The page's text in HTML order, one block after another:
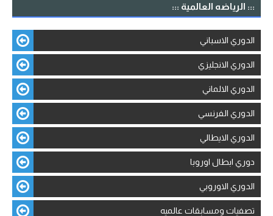
::: الرياضه العالمية :::
الدوري الاسباني
الدوري الانجليزي
الدوري الالماني
الدوري الفرنسي
الدوري الايطالي
دوري ابطال اوروبا
الدوري الاوروبي
تصفيات ومسابقات عالميه